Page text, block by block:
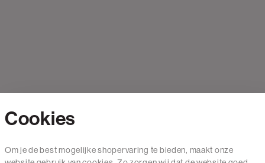
Cookies
Om je de best mogelijke shopervaring te bieden, maakt onze